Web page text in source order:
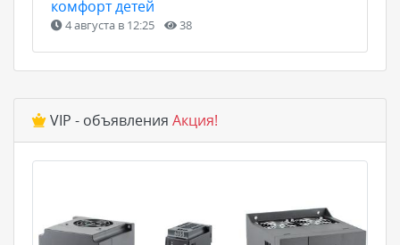
комфорт детей
4 августа в 12:25 38
VIP - объявления Акция!